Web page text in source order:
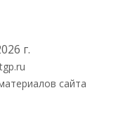
г.
сайта